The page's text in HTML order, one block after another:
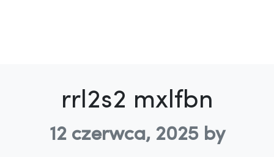
rrl2s2 mxlfbn
12 czerwca, 2025 by